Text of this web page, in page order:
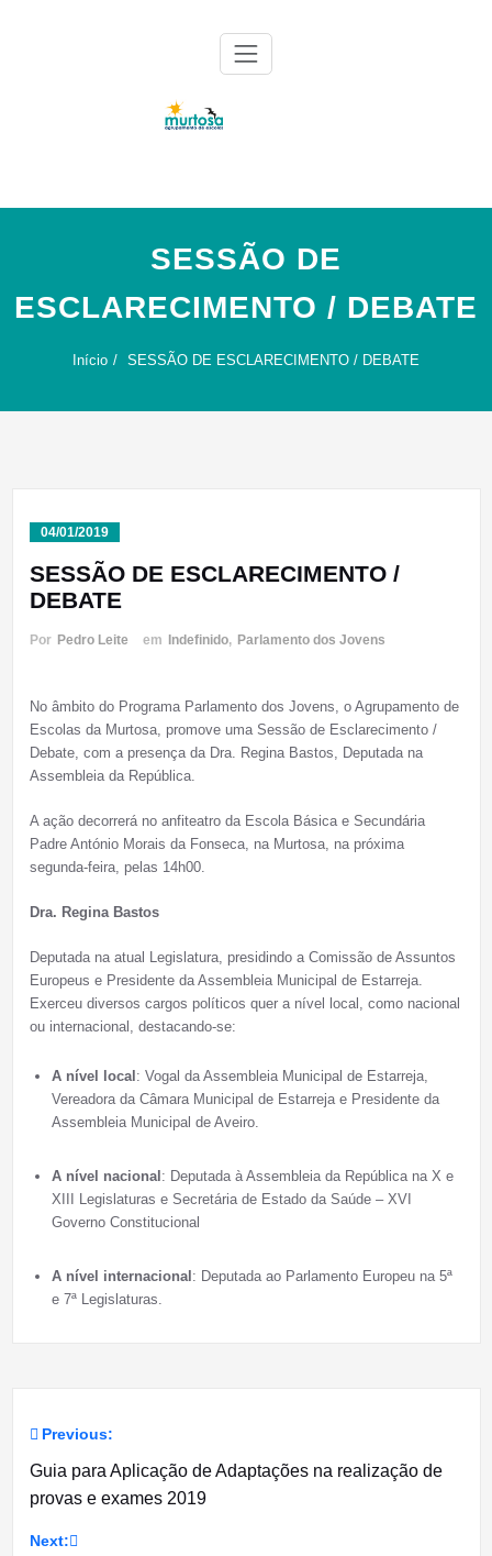
SESSÃO DE
ESCLARECIMENTO / DEBATE
Início SESSÃO DE ESCLARECIMENTO / DEBATE
04/01/2019
SESSÃO DE ESCLARECIMENTO /
DEBATE
Por Pedro Leite em Indefinido, Parlamento dos Jovens
No âmbito do Programa Parlamento dos Jovens, o Agrupamento de
Escolas da Murtosa, promove uma Sessão de Esclarecimento /
Debate, com a presença da Dra. Regina Bastos, Deputada na
Assembleia da República.
A ação decorrerá no anfiteatro da Escola Básica e Secundária
Padre António Morais da Fonseca, na Murtosa, na próxima
segunda-feira, pelas 14h00.
Dra. Regina Bastos
Deputada na atual Legislatura, presidindo a Comissão de Assuntos
Europeus e Presidente da Assembleia Municipal de Estarreja.
Exerceu diversos cargos políticos quer a nível local, como nacional
ou internacional, destacando-se:
A nível local : Vogal da Assembleia Municipal de Estarreja,
Vereadora da Câmara Municipal de Estarreja e Presidente da
Assembleia Municipal de Aveiro.
A nível nacional : Deputada à Assembleia da República na X e
XIII Legislaturas e Secretária de Estado da Saúde – XVI
Governo Constitucional
A nível internacional : Deputada ao Parlamento Europeu na 5ª
e 7ª Legislaturas.
Navegação
de
artigos
Previous:
Guia para Aplicação de Adaptações na realização de
provas e exames 2019
Next: